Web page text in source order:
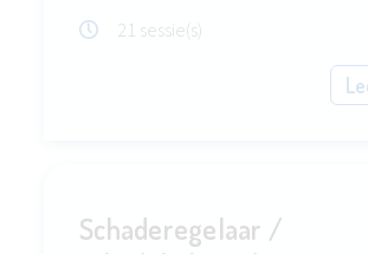
21 sessie(s)
Schaderegelaar /